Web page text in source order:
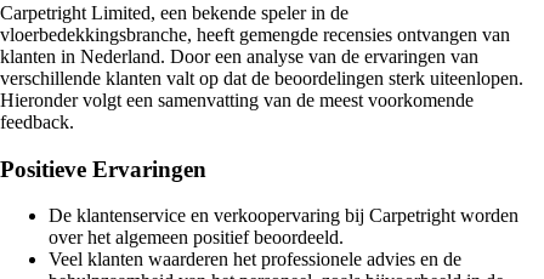
Carpetright Limited, een bekende speler in de
vloerbedekkingsbranche, heeft gemengde recensies ontvangen van
klanten in Nederland. Door een analyse van de ervaringen van
verschillende klanten valt op dat de beoordelingen sterk uiteenlopen.
Hieronder volgt een samenvatting van de meest voorkomende
feedback.
Positieve Ervaringen
De klantenservice en verkoopervaring bij Carpetright worden
over het algemeen positief beoordeeld.
Veel klanten waarderen het professionele advies en de